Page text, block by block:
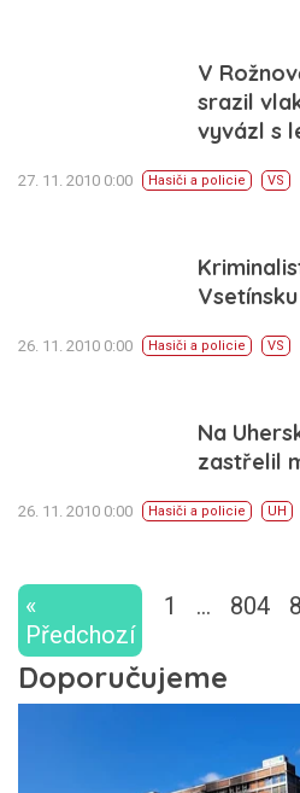
V
srazil
vyvázl s
27. 11. 2010 0:00 Hasiči a policie VS
26. 11. 2010 0:00 Hasiči a policie VS
Na
zastřelil
26. 11. 2010 0:00 Hasiči a policie UH
«
Předchozí
1 … 804